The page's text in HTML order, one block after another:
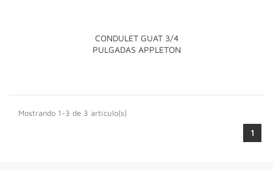
CONDULET GUAT 3/4
PULGADAS APPLETON
Mostrando 1-3 de 3 artículo(s)
1